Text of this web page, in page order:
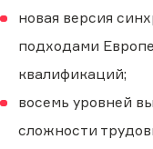
новая версия
подходами
квалификаций;
восемь уровней
сложности